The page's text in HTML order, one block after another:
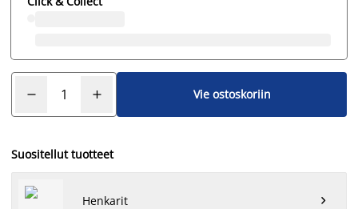
Vie ostoskoriin
Suositellut tuotteet
Henkarit 